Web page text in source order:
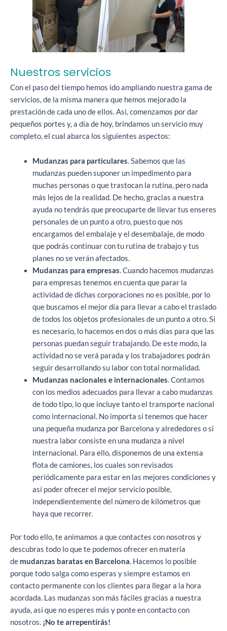
Nuestros servicios
Con el paso del tiempo hemos ido ampliando nuestra gama de
servicios, de la misma manera que hemos mejorado la
prestación de cada uno de ellos. Así, comenzamos por dar
pequeños portes y, a día de hoy, brindamos un servicio muy
completo, el cual abarca los siguientes aspectos:
Mudanzas para particulares. Sabemos que las
mudanzas pueden suponer un impedimento para
muchas personas o que trastocan la rutina, pero nada
más lejos de la realidad. De hecho, gracias a nuestra
ayuda no tendrás que preocuparte de llevar tus enseres
personales de un punto a otro, puesto que nos
encargamos del embalaje y el desembalaje, de modo
que podrás continuar con tu rutina de trabajo y tus
planes no se verán afectados.
Mudanzas para empresas. Cuando hacemos mudanzas
para empresas tenemos en cuenta que parar la
actividad de dichas corporaciones no es posible, por lo
que buscamos el mejor día para llevar a cabo el traslado
de todos los objetos profesionales de un punto a otro. Si
es necesario, lo hacemos en dos o más días para que las
personas puedan seguir trabajando. De este modo, la
actividad no se verá parada y los trabajadores podrán
seguir desarrollando su labor con total normalidad.
Mudanzas nacionales e internacionales. Contamos
con los medios adecuados para llevar a cabo mudanzas
de todo tipo, lo que incluye tanto el transporte nacional
como internacional. No importa si tenemos que hacer
una pequeña mudanza por Barcelona y alrededores o si
nuestra labor consiste en una mudanza a nivel
internacional. Para ello, disponemos de una extensa
flota de camiones, los cuales son revisados
periódicamente para estar en las mejores condiciones y
así poder ofrecer el mejor servicio posible,
independientemente del número de kilómetros que
haya que recorrer.
Por todo ello, te animamos a que contactes con nosotros y
descubras todo lo que te podemos ofrecer en materia
de mudanzas baratas en Barcelona. Hacemos lo posible
porque todo salga como esperas y siempre estamos en
contacto permanente con los clientes para llegar a la hora
acordada. Las mudanzas son más fáciles gracias a nuestra
ayuda, así que no esperes más y ponte en contacto con
nosotros. ¡No te arrepentirás!